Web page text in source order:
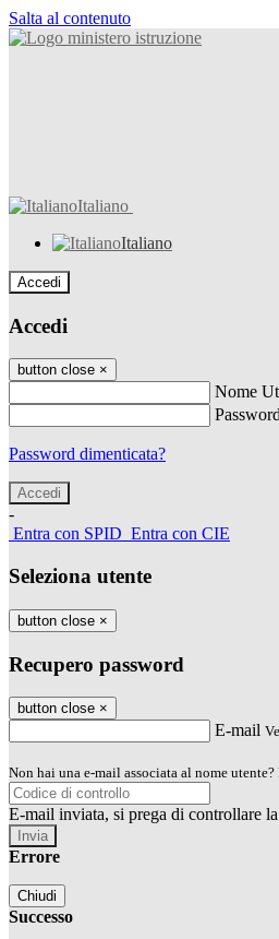
Salta al contenuto
Italiano
Italiano
Accedi
Accedi
button close ×
Nome
Password dimenticata?
-
Entra con SPID Entra con CIE
Seleziona utente
button close ×
Recupero password
button close ×
E-mail
Non hai una e-mail associata al nome
E-mail inviata, si prega di controllare
Errore
Chiudi
Successo